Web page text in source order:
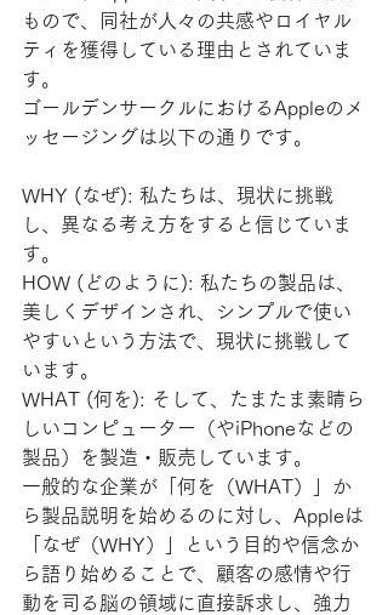
もので、同社が人々の共感やロイヤル
ティを獲得している理由とされていま
す。
ゴールデンサークルにおけるAppleのメ
ッセージングは以下の通りです。
WHY (なぜ): 私たちは、現状に挑戦
し、異なる考え方をすると信じていま
す。
HOW (どのように): 私たちの製品は、
美しくデザインされ、シンプルで使い
やすいという方法で、現状に挑戦して
います。
WHAT (何を): そして、たまたま素晴ら
しいコンピューター（やiPhoneなどの
製品）を製造・販売しています。
一般的な企業が「何を（WHAT）」か
ら製品説明を始めるのに対し、Appleは
「なぜ（WHY）」という目的や信念か
ら語り始めることで、顧客の感情や行
動を司る脳の領域に直接訴求し、強力